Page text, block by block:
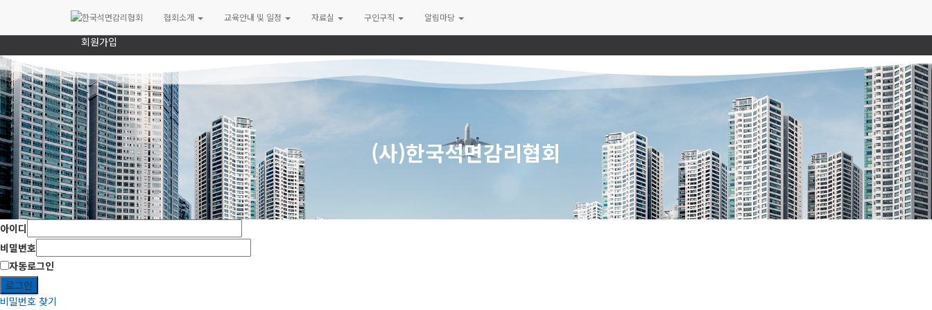
로그인
회원가입
협회소개 교육안내 및 일정 자료실 구인구직 알림마당
(사)한국석면감리협회
아이디
비밀번호
자동로그인
로그인
비밀번호 찾기